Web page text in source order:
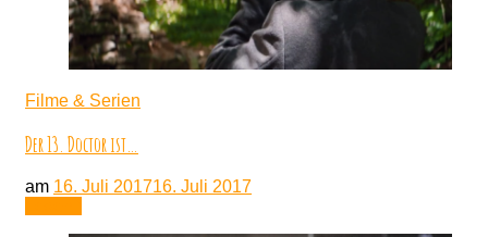
Filme & Serien
Der 13. Doctor ist…
am 16. Juli 201716. Juli 2017